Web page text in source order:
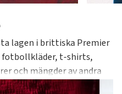
lagen i brittiska Premier
fotbollkläder, t-shirts,
och mängder av andra
Oavsett om ditt